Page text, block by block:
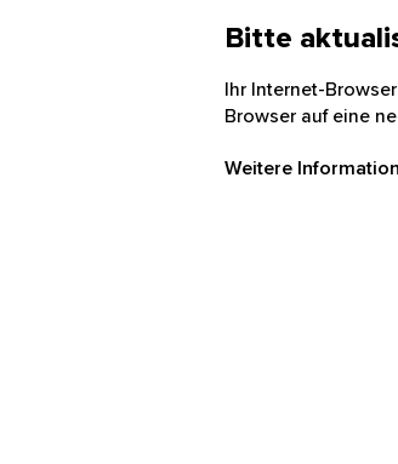
Bitte
Ihr Internet-
Browser auf eine
Weitere